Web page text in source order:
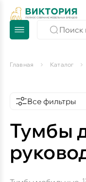
Главная Каталог
Все фильтры
Тумбы